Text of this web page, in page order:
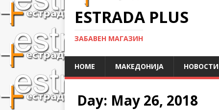
ESTRADA PLUS
ЗАБАВЕН МАГАЗИН
HOME МАКЕДОНИЈА НОВОСТИ
Day: May 26, 2018